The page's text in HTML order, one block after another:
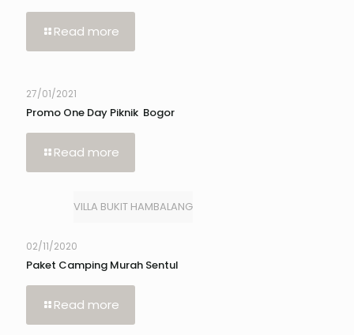
Read more
27/01/2021
Promo One Day Piknik Bogor
Read more
VILLA BUKIT HAMBALANG
02/11/2020
Paket Camping Murah Sentul
Read more